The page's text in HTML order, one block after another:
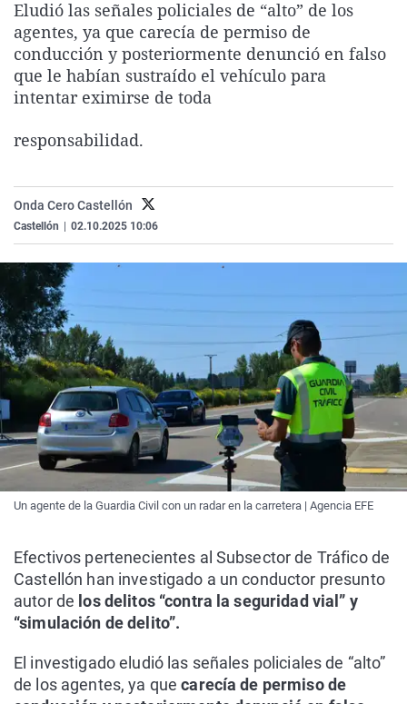
La rosa de los vientos
Gente viajera
Como el perro y el
Caso
Retornados
Equipo de
Extremadura
Galicia
La Rioja
Virales
Televisión
Elecciones
Eludió las señales policiales de “alto” de los
agentes, ya que carecía de permiso de
conducción y posteriormente denunció en falso
que le habían sustraído el vehículo para
intentar eximirse de toda
responsabilidad.
Onda Cero Castellón
Castellón 02.10.2025 10:06
Un agente de la Guardia Civil con un radar en la carretera | Agencia EFE
Efectivos pertenecientes al Subsector de Tráfico de
Castellón han investigado a un conductor presunto
autor de los delitos “contra la seguridad vial” y
“simulación de delito”.
El investigado eludió las señales policiales de “alto”
de los agentes, ya quecarecía de permiso de